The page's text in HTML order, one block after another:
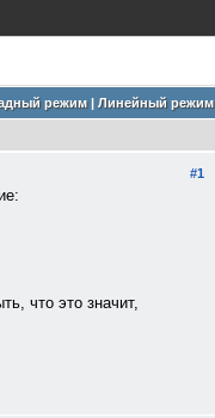
режим| Линейный режим
#1
что это значит,